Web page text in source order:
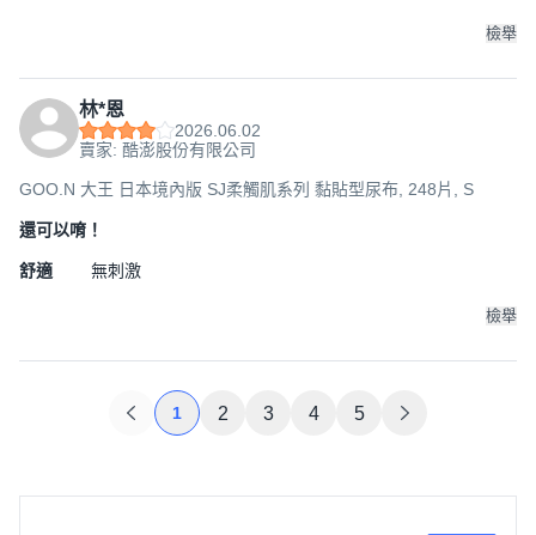
檢舉
林*恩
2026.06.02
賣家: 酷澎股份有限公司
GOO.N 大王 日本境內版 SJ柔觸肌系列 黏貼型尿布, 248片, S
還可以唷！
舒適 無刺激
檢舉
1 2 3 4 5